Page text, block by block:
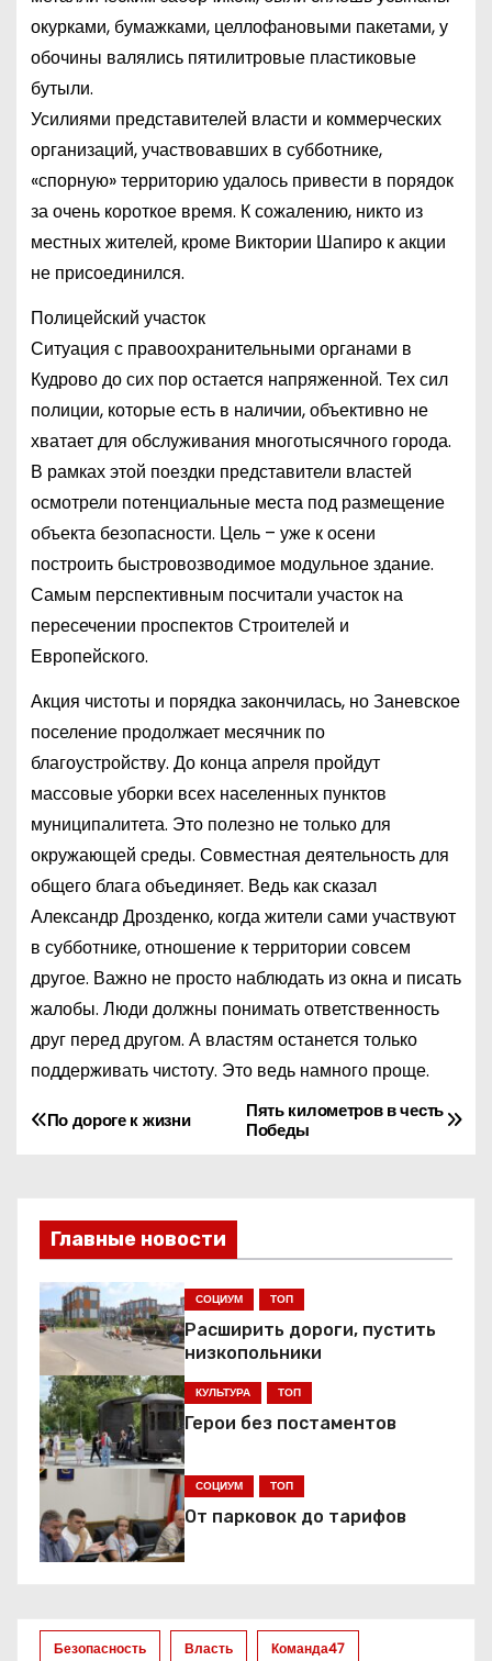
окурками, бумажками, целлофановыми пакетами, у
обочины валялись пятилитровые пластиковые
бутыли.
Усилиями представителей власти и коммерческих
организаций, участвовавших в субботнике,
«спорную» территорию удалось привести в порядок
за очень короткое время. К сожалению, никто из
местных жителей, кроме Виктории Шапиро к акции
не присоединился.
Полицейский участок
Ситуация с правоохранительными органами в
Кудрово до сих пор остается напряженной. Тех сил
полиции, которые есть в наличии, объективно не
хватает для обслуживания многотысячного города.
В рамках этой поездки представители властей
осмотрели потенциальные места под размещение
объекта безопасности. Цель – уже к осени
построить быстровозводимое модульное здание.
Самым перспективным посчитали участок на
пересечении проспектов Строителей и
Европейского.
Акция чистоты и порядка закончилась, но Заневское
поселение продолжает месячник по
благоустройству. До конца апреля пройдут
массовые уборки всех населенных пунктов
муниципалитета. Это полезно не только для
окружающей среды. Совместная деятельность для
общего блага объединяет. Ведь как сказал
Александр Дрозденко, когда жители сами участвуют
в субботнике, отношение к территории совсем
другое. Важно не просто наблюдать из окна и писать
жалобы. Люди должны понимать ответственность
друг перед другом. А властям останется только
поддерживать чистоту. Это ведь намного проще.
Н
в
и
г
а
ц
и
я
п
з
Пять километров в честь
Победы
По дороге к жизни
Главные новости
СОЦИУМ ТОП
Расширить дороги, пустить
низкопольники
КУЛЬТУРА ТОП
Герои без постаментов
СОЦИУМ ТОП
От парковок до тарифов
Безопасность Власть Команда47